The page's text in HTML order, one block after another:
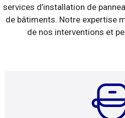
services d’installation de
de bâtiments. Notre expertise
de nos interventions et